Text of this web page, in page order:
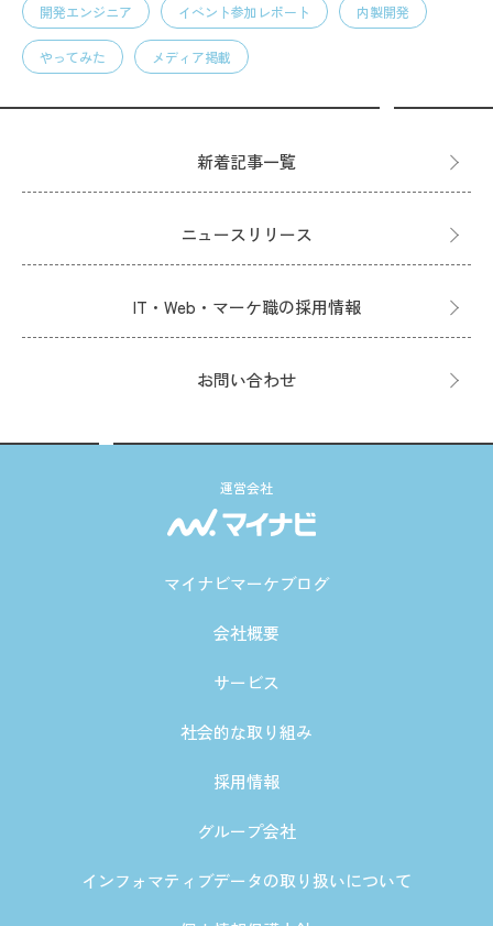
開発エンジニア イベント参加レポート 内製開発
やってみた メディア掲載
新着記事一覧
ニュースリリース
IT・Web・マーケ職の採用情報
お問い合わせ
運営会社
マイナビマーケブログ
会社概要
サービス
社会的な取り組み
採用情報
グループ会社
インフォマティブデータの取り扱いについて